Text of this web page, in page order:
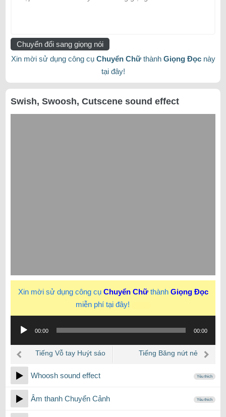
Chuyển đổi sang giọng nói
Xin mời sử dụng công cụ Chuyển Chữthành Giọng Đọcnày
tại đây!
Swish, Swoosh, Cutscene sound effect
Xin mời sử dụng công cụ Chuyển Chữthành Giọng Đọc
miễn phí tại đây!
phát
âm
thanh
00:00 00:00
Tiếng Vỗ tay Huýt sáo Tiếng Băng nứt nẻ
Whoosh sound effect Yêu thích
Âm thanh Chuyển Cảnh Yêu thích